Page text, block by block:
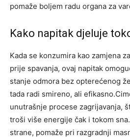
pomaže boljem radu organa za
Kako napitak djeluje
Kada se konzumira kao zamjena
prije spavanja, ovaj napitak
stanje odmora bez opterećenog
tada radi smireno, ali
unutrašnje procese zagrijavanja,
troši više energije čak i tokom
strane, pomaže pri razgradnji